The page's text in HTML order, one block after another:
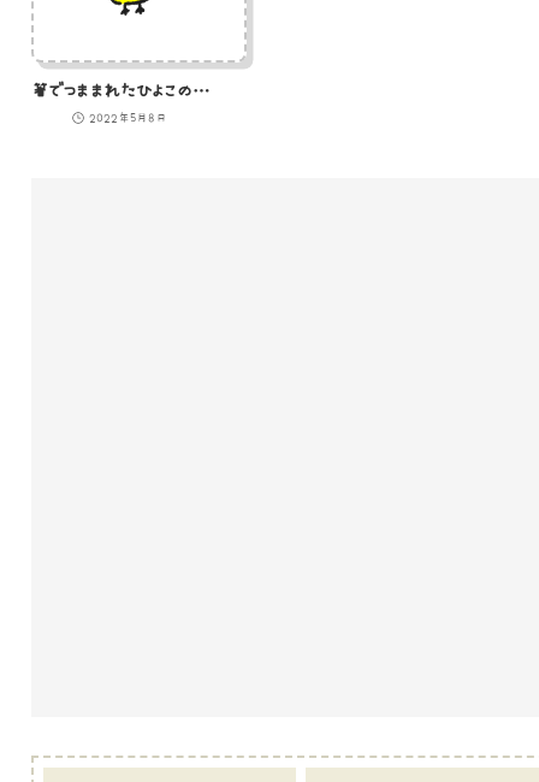
箸でつままれたひよこのイラスト
2022年5月8日